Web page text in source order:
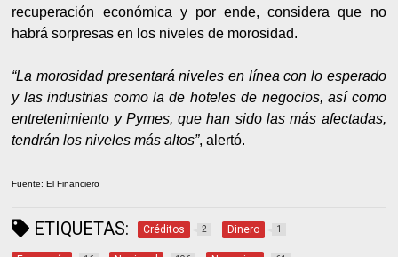
recuperación económica y por ende, considera que no
habrá sorpresas en los niveles de morosidad.
“La morosidad presentará niveles en línea con lo esperado
y las industrias como la de hoteles de negocios, así como
entretenimiento y Pymes, que han sido las más afectadas,
tendrán los niveles más altos”, alertó.
Fuente: El Financiero
ETIQUETAS: Créditos 2 Dinero 1